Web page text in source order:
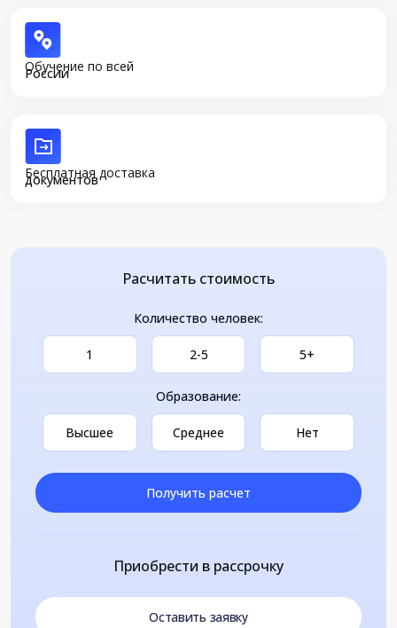
Обучение по всей
России
Бесплатная доставка
документов
Расчитать стоимость
Количество человек:
1 2-5 5+
Образование:
Высшее Среднее Нет
Получить расчет
Приобрести в рассрочку
Оставить заявку